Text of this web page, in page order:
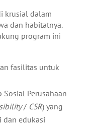
krusial dalam
dan habitatnya.
program ini
fasilitas untuk
Sosial Perusahaan
/ CSR) yang
dan edukasi